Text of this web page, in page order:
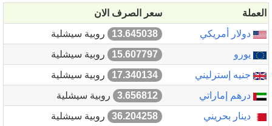
العملة
سعر الصرف الان
دولار أمريكي
13.645038
روبية سيشلية
يورو
15.607797
روبية سيشلية
جنيه إسترليني
17.340134
روبية سيشلية
درهم إماراتي
3.656812
روبية سيشلية
دينار بحريني
36.204258 روبية سيشلية